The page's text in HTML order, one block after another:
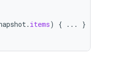
. items) { ...
}